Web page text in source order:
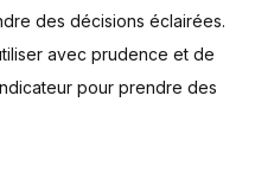
des décisions éclairées.
avec prudence et de
pour prendre des